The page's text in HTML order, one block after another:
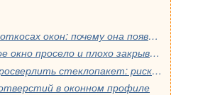
Плесень на откосах окон: почему она появляется даже после ремонта и как избавиться от нее правильно
Пластиковое окно просело и плохо закрывается: когда поможет регулировка, а когда нужен ремонт
Можно ли просверлить стеклопакет: риски, решения и советы мастера
в оконном профиле